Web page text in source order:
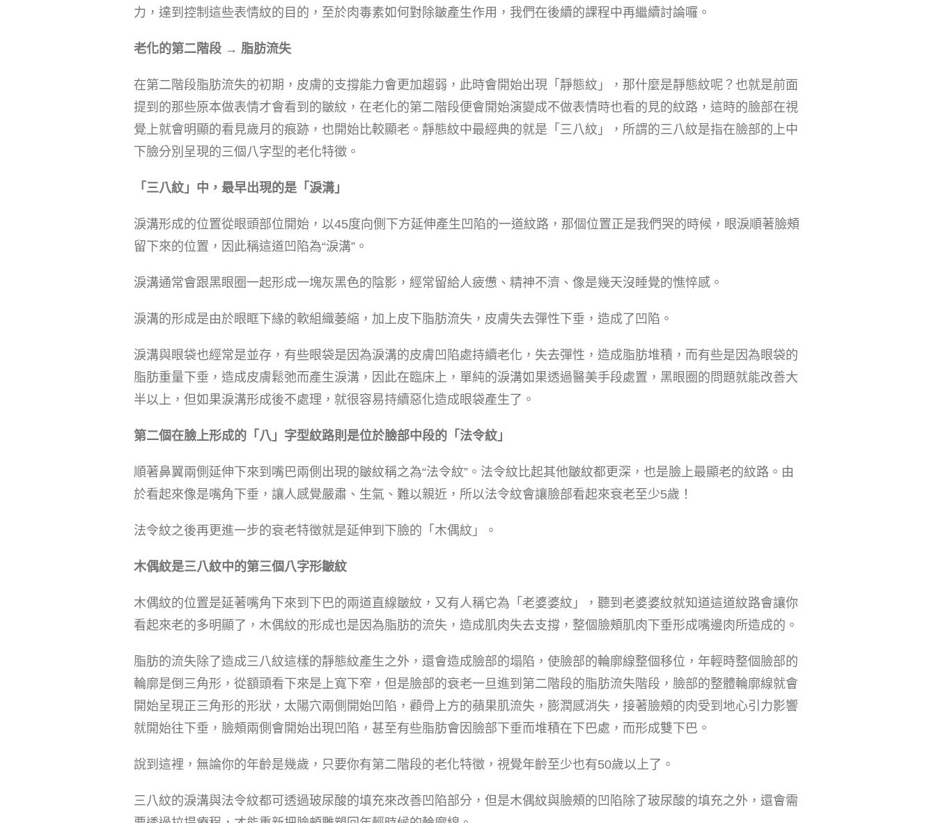
力，達到控制這些表情紋的目的，至於肉毒素如何對除皺產生作用，我們在後續的課程中再繼續討論囉。
老化的第二階段 → 脂肪流失
在第二階段脂肪流失的初期，皮膚的支撐能力會更加趨弱，此時會開始出現「靜態紋」，那什麼是靜態紋呢？也就是前面
提到的那些原本做表情才會看到的皺紋，在老化的第二階段便會開始演變成不做表情時也看的見的紋路，這時的臉部在視
覺上就會明顯的看見歲月的痕跡，也開始比較顯老。靜態紋中最經典的就是「三八紋」，所謂的三八紋是指在臉部的上中
下臉分別呈現的三個八字型的老化特徵。
「三八紋」中，最早出現的是「淚溝」
淚溝形成的位置從眼頭部位開始，以45度向側下方延伸產生凹陷的一道紋路，那個位置正是我們哭的時候，眼淚順著臉頰
留下來的位置，因此稱這道凹陷為“淚溝”。
淚溝通常會跟黑眼圈一起形成一塊灰黑色的陰影，經常留給人疲憊、精神不濟、像是幾天沒睡覺的憔悴感。
淚溝的形成是由於眼眶下緣的軟組織萎縮，加上皮下脂肪流失，皮膚失去彈性下垂，造成了凹陷。
淚溝與眼袋也經常是並存，有些眼袋是因為淚溝的皮膚凹陷處持續老化，失去彈性，造成脂肪堆積，而有些是因為眼袋的
脂肪重量下垂，造成皮膚鬆弛而產生淚溝，因此在臨床上，單純的淚溝如果透過醫美手段處置，黑眼圈的問題就能改善大
半以上，但如果淚溝形成後不處理，就很容易持續惡化造成眼袋產生了。
第二個在臉上形成的「八」字型紋路則是位於臉部中段的「法令紋」
順著鼻翼兩側延伸下來到嘴巴兩側出現的皺紋稱之為“法令紋”。法令紋比起其他皺紋都更深，也是臉上最顯老的紋路。由
於看起來像是嘴角下垂，讓人感覺嚴肅、生氣、難以親近，所以法令紋會讓臉部看起來衰老至少5歲！
法令紋之後再更進一步的衰老特徵就是延伸到下臉的「木偶紋」。
木偶紋是三八紋中的第三個八字形皺紋
木偶紋的位置是延著嘴角下來到下巴的兩道直線皺紋，又有人稱它為「老婆婆紋」，聽到老婆婆紋就知道這道紋路會讓你
看起來老的多明顯了，木偶紋的形成也是因為脂肪的流失，造成肌肉失去支撐，整個臉頰肌肉下垂形成嘴邊肉所造成的。
脂肪的流失除了造成三八紋這樣的靜態紋產生之外，還會造成臉部的塌陷，使臉部的輪廓線整個移位，年輕時整個臉部的
輪廓是倒三角形，從額頭看下來是上寬下窄，但是臉部的衰老一旦進到第二階段的脂肪流失階段，臉部的整體輪廓線就會
開始呈現正三角形的形狀，太陽穴兩側開始凹陷，顴骨上方的蘋果肌流失，膨潤感消失，接著臉頰的肉受到地心引力影響
就開始往下垂，臉頰兩側會開始出現凹陷，甚至有些脂肪會因臉部下垂而堆積在下巴處，而形成雙下巴。
說到這裡，無論你的年齡是幾歲，只要你有第二階段的老化特徵，視覺年齡至少也有50歲以上了。
三八紋的淚溝與法令紋都可透過玻尿酸的填充來改善凹陷部分，但是木偶紋與臉頰的凹陷除了玻尿酸的填充之外，還會需